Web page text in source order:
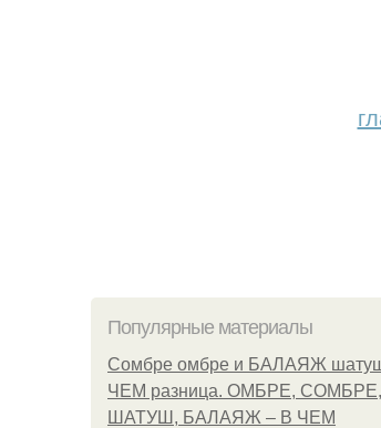
Популярные материалы
Сомбре омбре и БАЛАЯЖ
ЧЕМ разница. ОМБРЕ, СОМБРЕ,
ШАТУШ, БАЛАЯЖ – В ЧЕМ